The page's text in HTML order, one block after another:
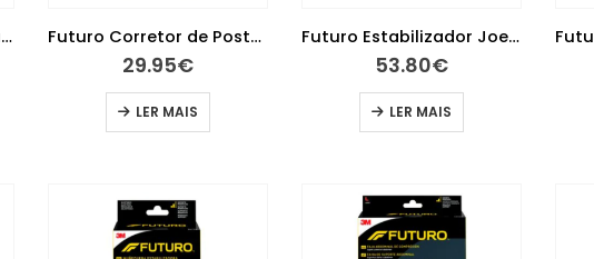
Futuro Colar Cervical Suave Futuro Corretor de Postura
29.95€
LER MAIS
Futuro Estabilizador Joelho de Alta Performance L
53.80€
LER MAIS